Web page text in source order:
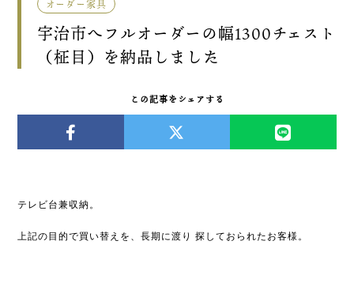
オーダー家具
宇治市へフルオーダーの幅1300チェスト
（柾目）を納品しました
この記事をシェアする
テレビ台兼収納。
上記の目的で買い替えを、長期に渡り 探しておられたお客様。